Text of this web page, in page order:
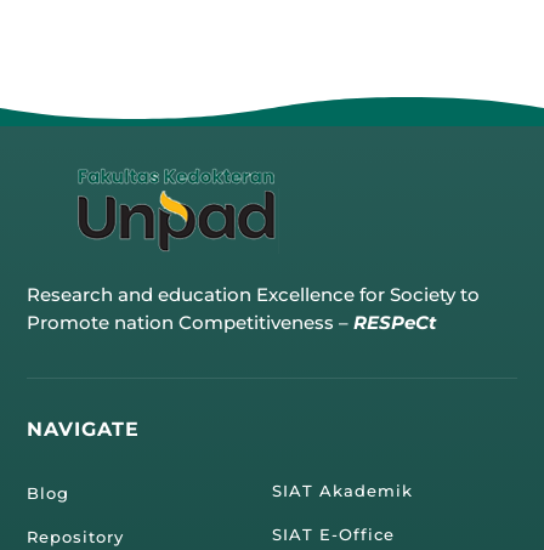
Research and education Excellence for Society to
Promote nation Competitiveness –RESPeCt
NAVIGATE
Blog
Repository
SIAT Akademik
SIAT E-Office